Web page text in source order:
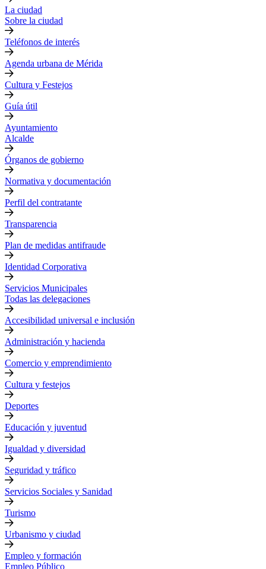
La ciudad
Sobre la ciudad
Teléfonos de interés
Agenda urbana de Mérida
Cultura y Festejos
Guía útil
Ayuntamiento
Alcalde
Órganos de gobierno
Normativa y documentación
Perfil del contratante
Transparencia
Plan de medidas antifraude
Identidad Corporativa
Servicios Municipales
Todas las delegaciones
Accesibilidad universal e inclusión
Administración y hacienda
Comercio y emprendimiento
Cultura y festejos
Deportes
Educación y juventud
Igualdad y diversidad
Seguridad y tráfico
Servicios Sociales y Sanidad
Turismo
Urbanismo y ciudad
Empleo y formación
Empleo Público